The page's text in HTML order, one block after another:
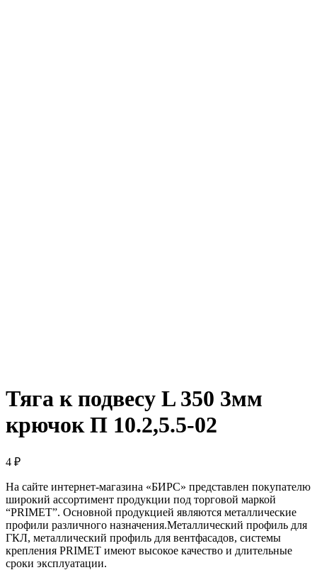
Тяга к подвесу L 350 3мм
крючок П 10.2,5.5-02
4 ₽
На сайте интернет-магазина «БИРС» представлен покупателю
широкий ассортимент продукции под торговой маркой
“PRIMET”. Основной продукцией являются металлические
профили различного назначения.Металлический профиль для
ГКЛ, металлический профиль для вентфасадов, системы
крепления PRIMET имеют высокое качество и длительные
сроки эксплуатации.